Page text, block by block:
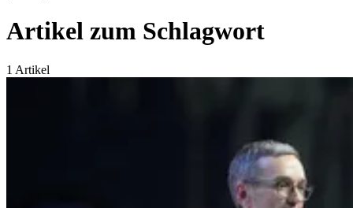
Artikel zum Schlagwort
1 Artikel